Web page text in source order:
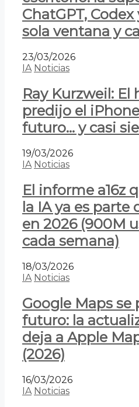
ChatGPT,
sola ventana y
23/03/2026
IA Noticias
Ray Kurzweil:
predijo el
futuro… y casi
19/03/2026
IA Noticias
El informe a16z
la IA ya es parte
en 2026 (900M
cada semana)
18/03/2026
IA Noticias
Google Maps
futuro: la
deja a Apple
(2026)
16/03/2026
IA Noticias